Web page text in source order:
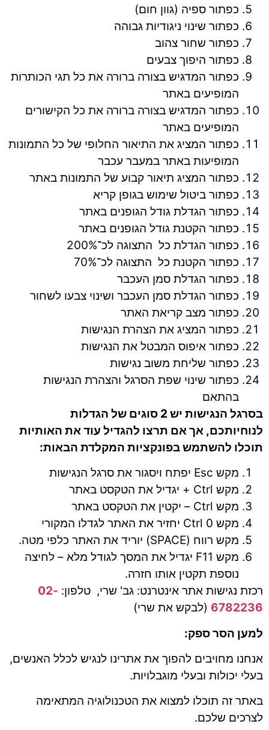
כפתור ספיה (גוון חום)
כפתור שינוי ניגודיות גבוהה
כפתור שחור צהוב
כפתור היפוך צבעים
כפתור המדגיש בצורה ברורה את כל תגי הכותרות
המופיעים באתר
כפתור המדגיש בצורה ברורה את כל הקישורים
המופיעים באתר
כפתור המציג את התיאור החלופי של כל התמונות
המופיעות באתר במעבר עכבר
כפתור המציג תיאור קבוע של התמונות באתר
כפתור ביטול שימוש בגופן קריא
כפתור הגדלת גודל הגופנים באתר
כפתור הקטנת גודל הגופנים באתר
כפתור הגדלת כל התצוגה לכ־200%
כפתור הקטנת כל התצוגה לכ־70%
כפתור הגדלת סמן העכבר
כפתור הגדלת סמן העכבר ושינוי צבעו לשחור
כפתור מצב קריאת האתר
כפתור המציג את הצהרת הנגישות
כפתור איפוס המבטל את הנגישות
כפתור שליחת משוב נגישות
כפתור שינוי שפת הסרגל והצהרת הנגישות
בהתאם
בסרגל הנגישות יש 2 סוגים של הגדלות
לנוחיותכם, אך אם תרצו להגדיל עוד את האותיות
תוכלו להשתמש בפונקציות המקלדת הבאות:
מקש Esc יפתח ויסגור את סרגל הנגישות
מקש Ctrl + יגדיל את הטקסט באתר
מקש Ctrl – יקטין את הטקסט באתר
מקש Ctrl 0 יחזיר את האתר לגדלו המקורי
מקש רווח (SPACE) יוריד את האתר כלפי מטה.
מקש F11 יגדיל את המסך לגודל מלא – לחיצה
נוספת תקטין אותו חזרה.
רכזת נגישות אתר אינטרנט: גב' שרי, טלפון: 02-
6782236 (לבקש את שרי)
למען הסר ספק:
אנחנו מחויבים להפוך את אתרינו לנגיש לכלל האנשים,
בעלי יכולות ובעלי מוגבלויות.
באתר זה תוכלו למצוא את הטכנולוגיה המתאימה
לצרכים שלכם.